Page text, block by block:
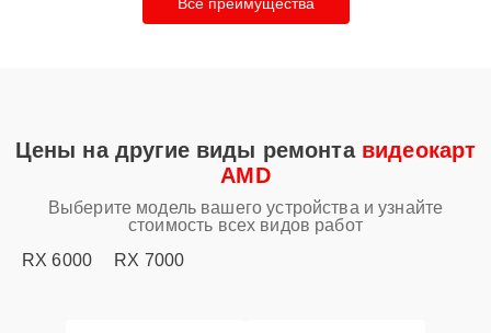
Цены на другие виды ремонта видеокарт
AMD
Выберите модель вашего устройства и узнайте
стоимость всех видов работ
RX 6000
RX 7000